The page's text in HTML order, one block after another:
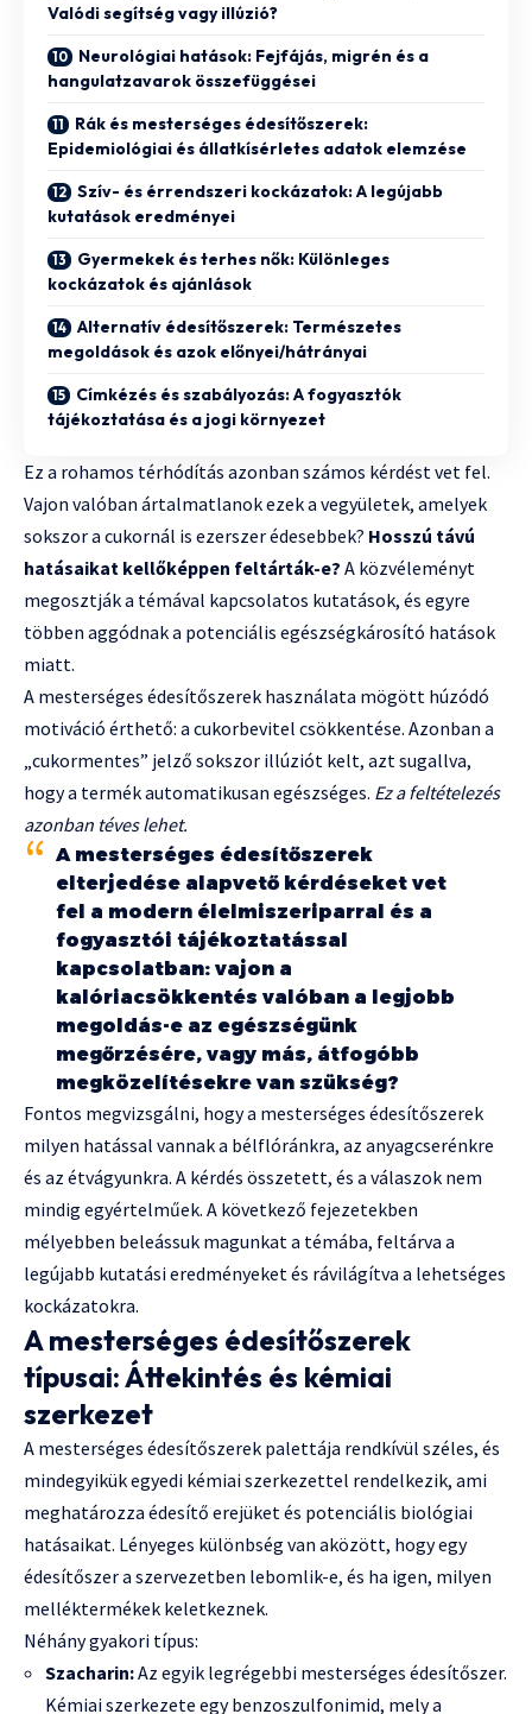
Valódi segítség vagy illúzió?
Neurológiai hatások: Fejfájás, migrén és a
hangulatzavarok összefüggései
Rák és mesterséges édesítőszerek:
Epidemiológiai és állatkísérletes adatok elemzése
Szív- és érrendszeri kockázatok: A legújabb
kutatások eredményei
Gyermekek és terhes nők: Különleges
kockázatok és ajánlások
Alternatív édesítőszerek: Természetes
megoldások és azok előnyei/hátrányai
Címkézés és szabályozás: A fogyasztók
tájékoztatása és a jogi környezet
Ez a rohamos térhódítás azonban számos kérdést vet fel.
Vajon valóban ártalmatlanok ezek a vegyületek, amelyek
sokszor a cukornál is ezerszer édesebbek? Hosszú távú
hatásaikat kellőképpen feltárták-e? A közvéleményt
megosztják a témával kapcsolatos kutatások, és egyre
többen aggódnak a potenciális egészségkárosító hatások
miatt.
A mesterséges édesítőszerek használata mögött húzódó
motiváció érthető: a cukorbevitel csökkentése. Azonban a
„cukormentes” jelző sokszor illúziót kelt, azt sugallva,
hogy a termék automatikusan egészséges. Ez a feltételezés
azonban téves lehet.
A mesterséges édesítőszerek
elterjedése alapvető kérdéseket vet
fel a modern élelmiszeriparral és a
fogyasztói tájékoztatással
kapcsolatban: vajon a
kalóriacsökkentés valóban a legjobb
megoldás-e az egészségünk
megőrzésére, vagy más, átfogóbb
megközelítésekre van szükség?
Fontos megvizsgálni, hogy a mesterséges édesítőszerek
milyen hatással vannak a bélflóránkra, az anyagcserénkre
és az étvágyunkra. A kérdés összetett, és a válaszok nem
mindig egyértelműek. A következő fejezetekben
mélyebben beleássuk magunkat a témába, feltárva a
legújabb kutatási eredményeket és rávilágítva a lehetséges
kockázatokra.
A mesterséges édesítőszerek
típusai: Áttekintés és kémiai
szerkezet
A mesterséges édesítőszerek palettája rendkívül széles, és
mindegyikük egyedi kémiai szerkezettel rendelkezik, ami
meghatározza édesítő erejüket és potenciális biológiai
hatásaikat. Lényeges különbség van aközött, hogy egy
édesítőszer a szervezetben lebomlik-e, és ha igen, milyen
melléktermékek keletkeznek.
Néhány gyakori típus:
Szacharin:Az egyik legrégebbi mesterséges édesítőszer.
Kémiai szerkezete egy benzoszulfonimid, mely a